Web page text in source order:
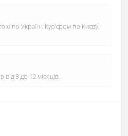
по Україні. Кур'єром по Києву.
від 3 до 12 місяців.